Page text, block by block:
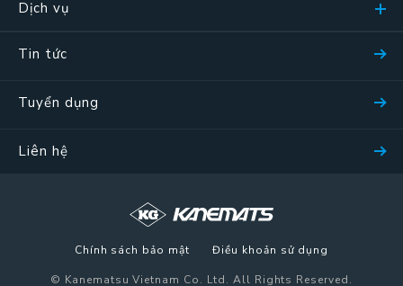
Dịch vụ
Tin tức
Tuyển dụng
Liên hệ
Chính sách bảo mật Điều khoản sử dụng
© Kanematsu Vietnam Co. Ltd. All Rights Reserved.